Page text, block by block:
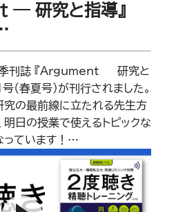
― 研究と指導』
刊誌 『Argument ― 研究と
春夏号）が刊行されました。
究の最前線に立たれる先生方
明日の授業で使えるトピックな
っています！…